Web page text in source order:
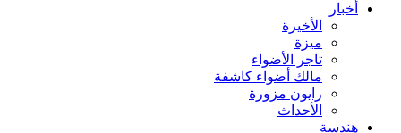
أخبار
الأخيرة
ميزة
تاجر الأضواء
مالك أضواء كاشفة
رايون مزورة
الأحداث
هندسة